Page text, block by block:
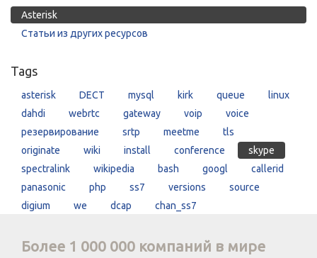
Asterisk
Статьи из других ресурсов
Tags
asterisk DECT mysql kirk queue
linux
dahdi
webrtc gateway voip
voice
резервирование
srtp meetme
tls
originate
wiki install conference
skype
spectralink
wikipedia bash googl
callerid
panasonic
php ss7 versions
source
digium
we dcap chan_ss7
Более 1 000 000 компаний в мире